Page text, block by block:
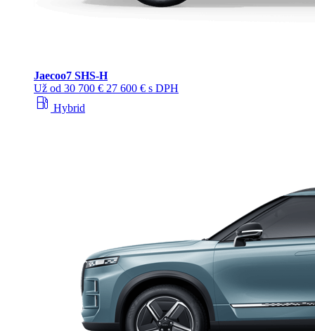
Jaecoo7 SHS-H
Už od 30 700 € 27 600 € s DPH
local_gas_station Hybrid